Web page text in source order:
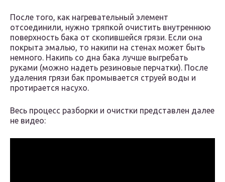
После того, как нагревательный элемент
отсоединили, нужно тряпкой очистить внутреннюю
поверхность бака от скопившейся грязи. Если она
покрыта эмалью, то накипи на стенах может быть
немного. Накипь со дна бака лучше выгребать
руками (можно надеть резиновые перчатки). После
удаления грязи бак промывается струей воды и
протирается насухо.
Весь процесс разборки и очистки представлен далее
не видео: